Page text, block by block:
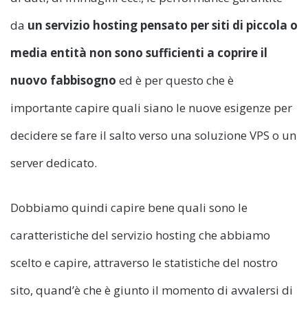
da un servizio hosting pensato per siti di piccola o
media entità non sono sufficienti a coprire il
nuovo fabbisogno ed è per questo che è
importante capire quali siano le nuove esigenze per
decidere se fare il salto verso una soluzione VPS o un
server dedicato.
Dobbiamo quindi capire bene quali sono le
caratteristiche del servizio hosting che abbiamo
scelto e capire, attraverso le statistiche del nostro
sito, quand’è che è giunto il momento di avvalersi di